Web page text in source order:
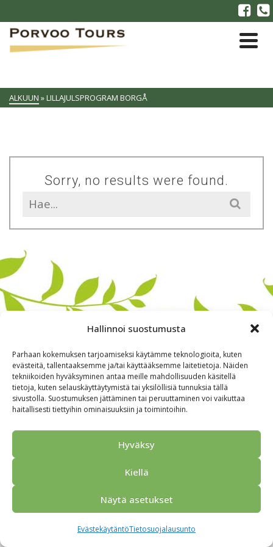
Hallinnoi suostumusta
Parhaan kokemuksen tarjoamiseksi käytämme teknologioita, kuten
evästeitä, tallentaaksemme ja/tai käyttääksemme laitetietoja. Näiden
tekniikoiden hyväksyminen antaa meille mahdollisuuden käsitellä
tietoja, kuten selauskäyttäytymistä tai yksilöllisiä tunnuksia tällä
sivustolla. Suostumuksen jättäminen tai peruuttaminen voi vaikuttaa
haitallisesti tiettyihin ominaisuuksiin ja toimintoihin.
Hyväksy
Kiellä
Näytä asetukset
EvästekäytäntöTietosuojalausunto
ALKUUN »LILLAJULSPROGRAM BORGÅ
Sorry, no results were found.
Search
for:
Alkuun Ryhmille Kokous & Ohjelmat
Yhteistyökumppanit
Tarjouspyyntö
Anna palautetta
Tietosuojaseloste
© 2026 Porvoo Tours - matkanjärjestäjä / FPW